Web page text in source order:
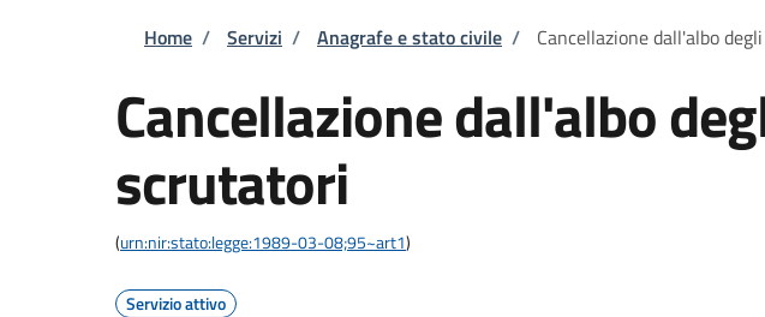
Briciole di pane
Home / Servizi / Anagrafe e stato civile / Cancellazione dall'albo
Cancellazione dall'albo
scrutatori
(urn:nir:stato:legge:1989-03-08;95~art1)
Servizio attivo